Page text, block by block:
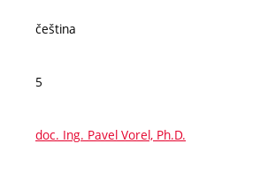
čeština
5
doc. Ing. Pavel Vorel, Ph.D.